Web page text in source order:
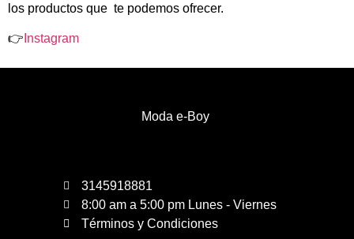
los productos que te podemos ofrecer.
👉 Instagram
Moda e-Boy
3145918881
8:00 am a 5:00 pm Lunes - Viernes
Términos y Condiciones